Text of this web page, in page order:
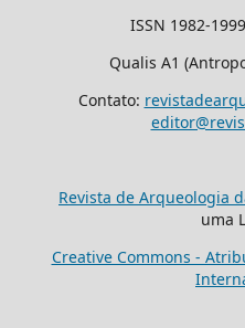
ISSN 1982-
Qualis A1
Contato:
Revista de Arqueologia
uma
Creative Commons -